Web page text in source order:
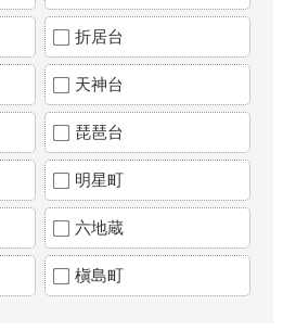
折居台
天神台
琵琶台
明星町
六地蔵
槇島町